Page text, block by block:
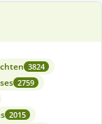
3824
2759
2015